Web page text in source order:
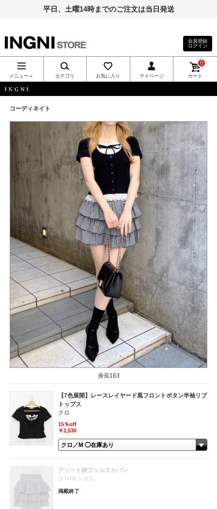
平日、土曜14時までのご注文は当日発送
INGNI（イン
グ）公式通
販｜INGNI
STORE
会員登録
ログイン
メニュー＋ カテゴリ お気に入り マイページ カート
0
コーディネイト
身長163
【7色展開】レースレイヤード風フロントボタン半袖リブ
トップス
クロ
15％off
￥2,530
アソート柄フリルスカパン
クロ/ギンガム
掲載終了